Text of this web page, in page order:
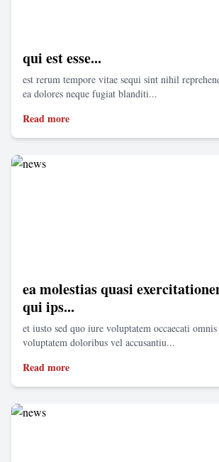
qui est esse...
est rerum tempore vitae sequi sint nihil
ea dolores neque fugiat blanditi...
Read more
ea molestias quasi
qui ips...
et iusto sed quo iure voluptatem occaecati
voluptatem doloribus vel accusantiu...
Read more